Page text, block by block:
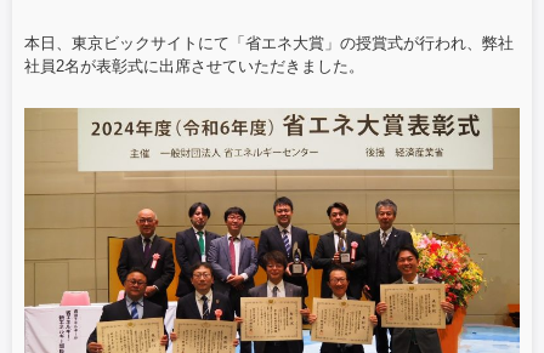
本日、東京ビックサイトにて「省エネ大賞」の授賞式が行われ、弊社
社員2名が表彰式に出席させていただきました。